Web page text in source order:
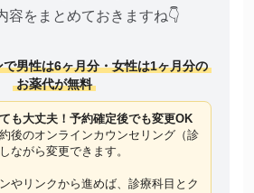
容をまとめておきますね👇
男性は6ヶ月分・女性は1ヶ月分の
お薬代が無料
も大丈夫！予約確定後でも変更OK
後のオンラインカウンセリング（診
ながら変更できます。
やリンクから進めば、診療科目とク